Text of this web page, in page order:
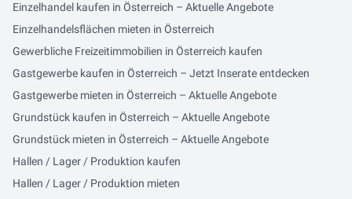
Einzelhandel kaufen in Österreich – Aktuelle Angebote
Einzelhandelsflächen mieten in Österreich
Gewerbliche Freizeitimmobilien in Österreich kaufen
Gastgewerbe kaufen in Österreich – Jetzt Inserate entdecken
Gastgewerbe mieten in Österreich – Aktuelle Angebote
Grundstück kaufen in Österreich – Aktuelle Angebote
Grundstück mieten in Österreich – Aktuelle Angebote
Hallen / Lager / Produktion kaufen
Hallen / Lager / Produktion mieten